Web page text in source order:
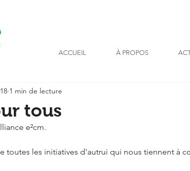
ACCUEIL À PROPOS
tous
1 min de lecture
e²cm.
toutes les initiatives d'autrui qui nous tiennent à